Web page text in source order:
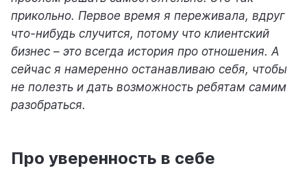
прикольно. Первое время я переживала, вдруг
что-нибудь случится, потому что клиентский
бизнес – это всегда история про отношения. А
сейчас я намеренно останавливаю себя, чтобы
не полезть и дать возможность ребятам самим
разобраться.
Про уверенность в себе